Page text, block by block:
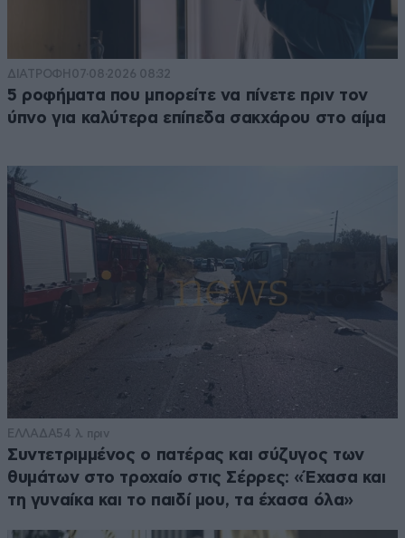
ΔΙΑΤΡΟΦΗ 07·08·2026 08:32
5 ροφήματα που μπορείτε να πίνετε πριν τον
ύπνο για καλύτερα επίπεδα σακχάρου στο αίμα
ΕΛΛΑΔΑ54 λ. πριν
Συντετριμμένος ο πατέρας και σύζυγος των
θυμάτων στο τροχαίο στις Σέρρες: «Έχασα και
τη γυναίκα και το παιδί μου, τα έχασα όλα»